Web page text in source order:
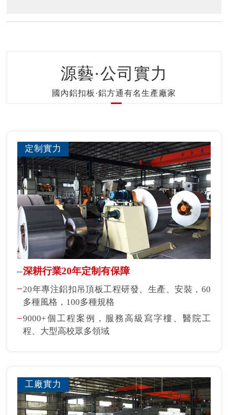
源藝·公司實力
國內鋁扣板·鋁方通有名生產廠家
定制實力
深耕行業20年定制有保障
20年專注鋁扣吊頂板工程研發、生產、安裝，60
多種風格，100多種規格
9000+個工程案例，服務高級寫字樓、醫院工
程、大型高校眾多領域
工廠實力